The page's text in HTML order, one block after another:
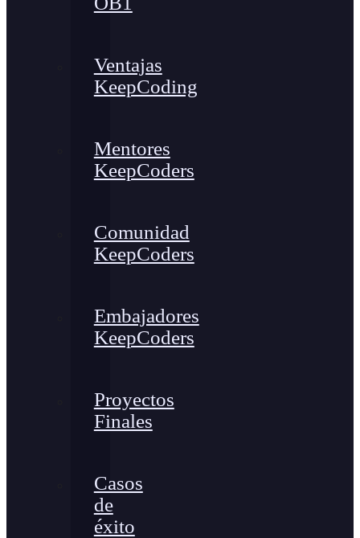
Ventajas
KeepCoding
Mentores
KeepCoders
Comunidad
KeepCoders
Embajadores
KeepCoders
Proyectos
Finales
Casos
de
éxito